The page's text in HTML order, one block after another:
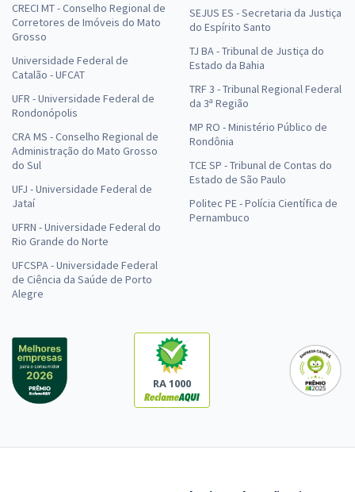
CRECI MT - Conselho Regional de
Corretores de Imóveis do Mato
Grosso
Universidade Federal de
Catalão - UFCAT
UFR - Universidade Federal de
Rondonópolis
CRA MS - Conselho Regional de
Administração do Mato Grosso
do Sul
UFJ - Universidade Federal de
Jataí
UFRN - Universidade Federal do
Rio Grande do Norte
UFCSPA - Universidade Federal
de Ciência da Saúde de Porto
Alegre
SEJUS ES - Secretaria da Justiça
do Espírito Santo
TJ BA - Tribunal de Justiça do
Estado da Bahia
TRF 3 - Tribunal Regional Federal
da 3ª Região
MP RO - Ministério Público de
Rondônia
TCE SP - Tribunal de Contas do
Estado de São Paulo
Politec PE - Polícia Científica de
Pernambuco
RA 1000